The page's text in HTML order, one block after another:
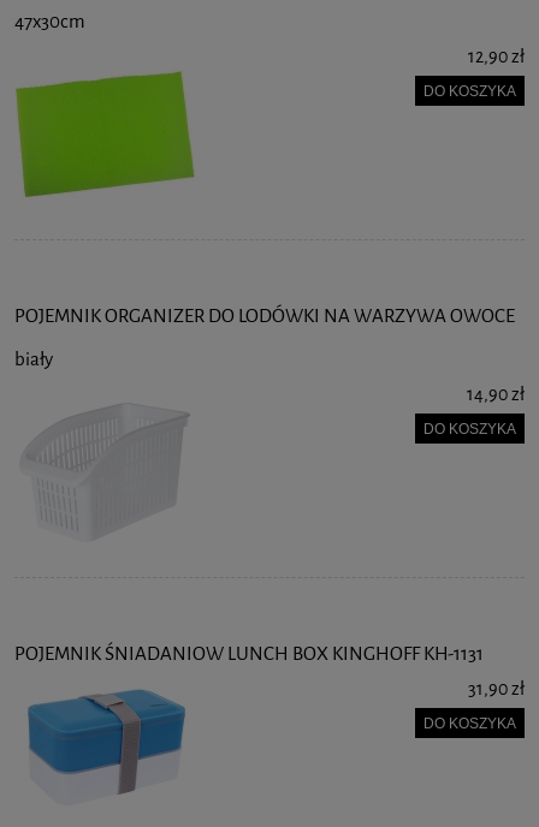
47x30cm
12,90 zł
DO KOSZYKA
POJEMNIK ORGANIZER DO LODÓWKI NA WARZYWA OWOCE
biały
14,90 zł
DO KOSZYKA
POJEMNIK ŚNIADANIOW LUNCH BOX KINGHOFF KH-1131
31,90 zł
DO KOSZYKA